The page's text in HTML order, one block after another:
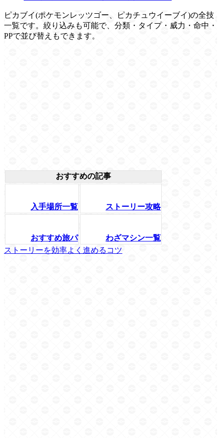
ピカブイ(ポケモンレッツゴー、ピカチュウイーブイ)の全技
一覧です。絞り込みも可能で、分類・タイプ・威力・命中・
PPで並び替えもできます。
おすすめの記事
入手場所一覧 ストーリー攻略
おすすめ旅パ
わざマシン一覧
ストーリーを効率よく進めるコツ